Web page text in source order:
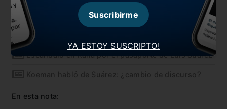
con los colores del Aleti
Suárez dejó la práctica de Barcelona entre
lágrimas: ¿Fue la despedida?
Escándalo en Italia por el pasaporte de Luis Suárez
Koeman habló de Suárez: ¿cambio de discurso?
En esta nota:
YA ESTOY SUSCRIPTO!
Suscribirme